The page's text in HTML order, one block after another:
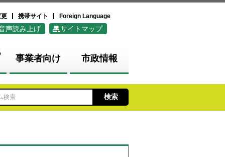
携帯サイト Foreign Language
声読み上げ サイトマップ
事業者向け 市政情報